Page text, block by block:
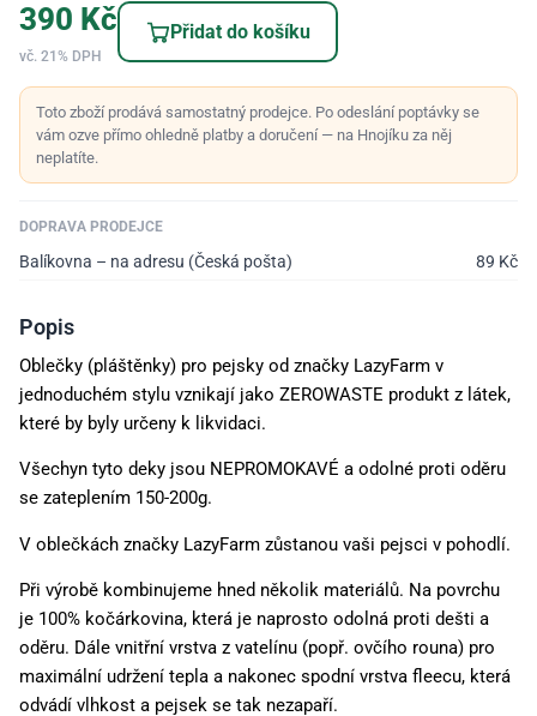
390 Kč
vč. 21% DPH
Přidat do košíku
Toto zboží prodává samostatný prodejce. Po odeslání poptávky se
vám ozve přímo ohledně platby a doručení — na Hnojíku za něj
neplatíte.
DOPRAVA PRODEJCE
Balíkovna – na adresu (Česká pošta) 89 Kč
Popis
Oblečky (pláštěnky) pro pejsky od značky LazyFarm v
jednoduchém stylu vznikají jako ZEROWASTE produkt z látek,
které by byly určeny k likvidaci.
Všechyn tyto deky jsou NEPROMOKAVÉ a odolné proti oděru
se zateplením 150-200g.
V oblečkách značky LazyFarm zůstanou vaši pejsci v pohodlí.
Při výrobě kombinujeme hned několik materiálů. Na povrchu
je 100% kočárkovina, která je naprosto odolná proti dešti a
oděru. Dále vnitřní vrstva z vatelínu (popř. ovčího rouna) pro
maximální udržení tepla a nakonec spodní vrstva fleecu, která
odvádí vlhkost a pejsek se tak nezapaří.